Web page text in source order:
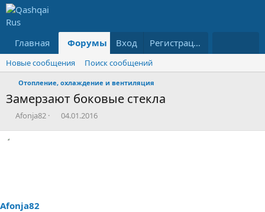
Главная Форумы Что нового?
Вход Регистрация
Новые сообщения Поиск сообщений
Отопление, охлаждение и вентиляция
Замерзают боковые стекла
А
Afonja82
Д
04.01.2016
Afonja82